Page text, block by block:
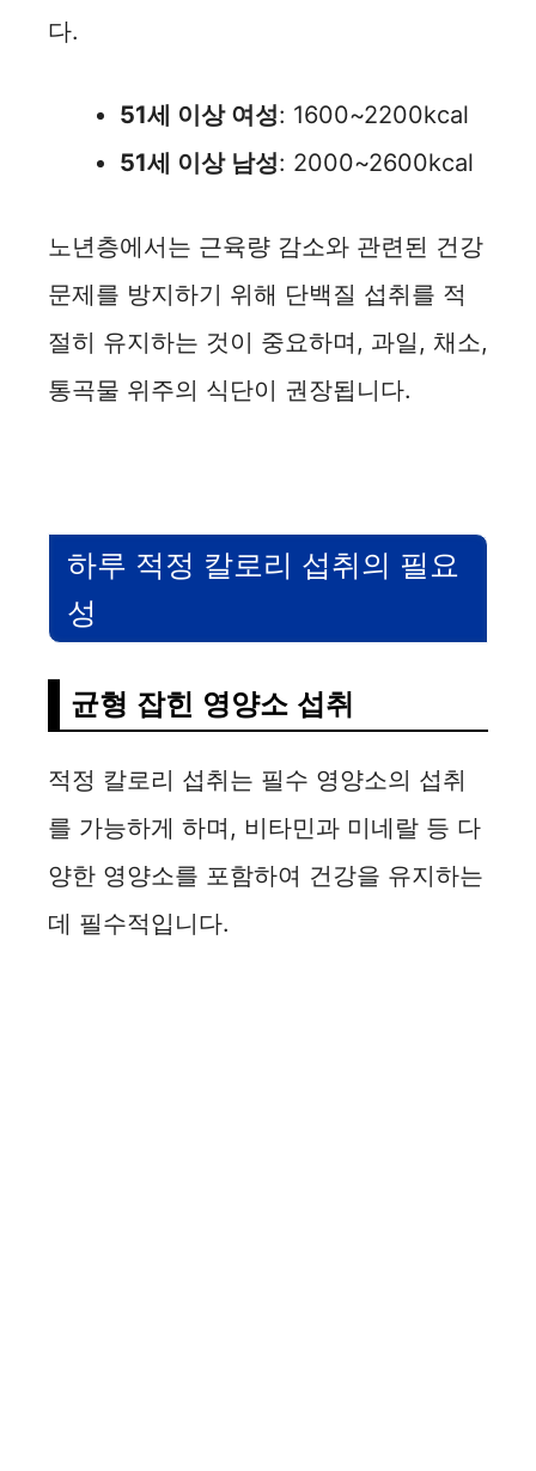
다.
51세 이상 여성: 1600~2200kcal
51세 이상 남성: 2000~2600kcal
노년층에서는 근육량 감소와 관련된 건강
문제를 방지하기 위해 단백질 섭취를 적
절히 유지하는 것이 중요하며, 과일, 채소,
통곡물 위주의 식단이 권장됩니다.
하루 적정 칼로리 섭취의 필요
성
균형 잡힌 영양소 섭취
적정 칼로리 섭취는 필수 영양소의 섭취
를 가능하게 하며, 비타민과 미네랄 등 다
양한 영양소를 포함하여 건강을 유지하는
데 필수적입니다.